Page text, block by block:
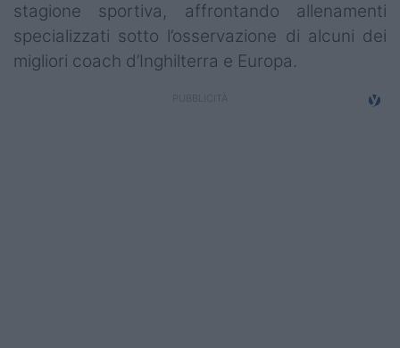
Rugby in TV
Mercato
stagione sportiva, affrontando allenamenti
specializzati sotto l’osservazione di alcuni dei
migliori coach d’Inghilterra e Europa.